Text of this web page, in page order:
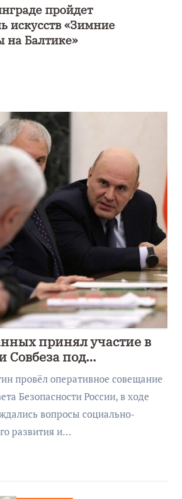
пройдет
искусств «Зимние
на Балтике»
принял участие в
Совбеза под
Путина
провёл оперативное совещание
Безопасности России, в ходе
вопросы социально-
развития и…